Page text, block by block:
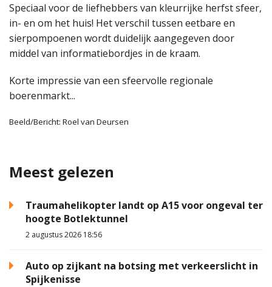
Speciaal voor de liefhebbers van kleurrijke herfst sfeer,
in- en om het huis! Het verschil tussen eetbare en
sierpompoenen wordt duidelijk aangegeven door
middel van informatiebordjes in de kraam.
Korte impressie van een sfeervolle regionale
boerenmarkt...
Beeld/Bericht: Roel van Deursen
Meest gelezen
Traumahelikopter landt op A15 voor ongeval ter
hoogte Botlektunnel
2 augustus 2026 18:56
Auto op zijkant na botsing met verkeerslicht in
Spijkenisse